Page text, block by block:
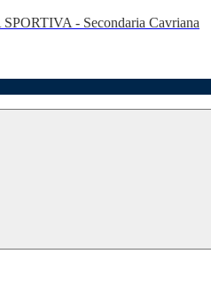
- Secondaria Cavriana